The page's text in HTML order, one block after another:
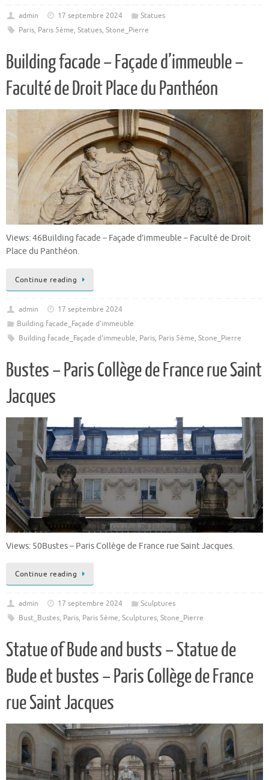
admin 17 septembre 2024
Statues
Paris, Paris 5ème, Statues, Stone_Pierre
Building facade – Façade d’immeuble –
Faculté de Droit Place du Panthéon
Views: 46Building facade – Façade d’immeuble – Faculté de Droit
Place du Panthéon.
Continue reading
admin
17 septembre 2024
Building facade_Façade d'immeuble
Building facade_Façade d'immeuble, Paris, Paris 5ème, Stone_Pierre
Bustes – Paris Collège de France rue Saint
Jacques
Views: 50Bustes – Paris Collège de France rue Saint Jacques.
Continue reading
admin 17 septembre 2024
Sculptures
Bust_Bustes, Paris, Paris 5ème, Sculptures, Stone_Pierre
Statue of Bude and busts – Statue de
Bude et bustes – Paris Collège de France
rue Saint Jacques